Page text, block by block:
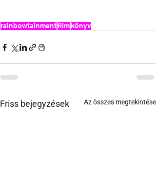
rainbowtainmentfilmkönyv
Friss bejegyzések Az összes megtekintése